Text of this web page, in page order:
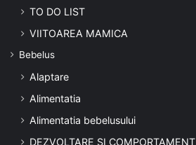
TO DO LIST
VIITOAREA MAMICA
Bebelus
Alaptare
Alimentatia
Alimentatia bebelusului
DEZVOLTARE SI COMPORTAMENT